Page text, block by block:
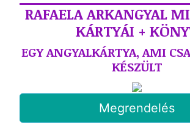
RAFAELA ARKANGYAL
KÁRTYÁI +
EGY ANGYALKÁRTYA, AMI
KÉSZÜLT
Megrendelés